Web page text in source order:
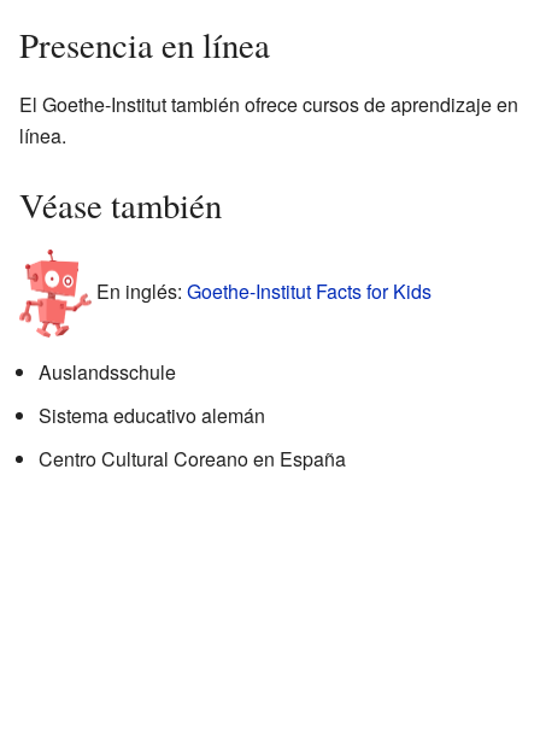
Presencia en línea
El Goethe-Institut también ofrececursos de aprendizaje en
línea.
Véase también
En inglés: Goethe-Institut Facts for Kids
Auslandsschule
Sistema educativo alemán
Centro Cultural Coreano en España